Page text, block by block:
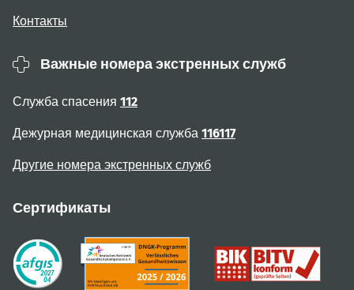
Контакты
Важные номера экстренных служб
Служба спасения 112
Дежурная медицинская служба 116117
Другие номера экстренных служб
Сертификаты